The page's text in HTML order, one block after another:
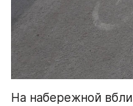
На набережной